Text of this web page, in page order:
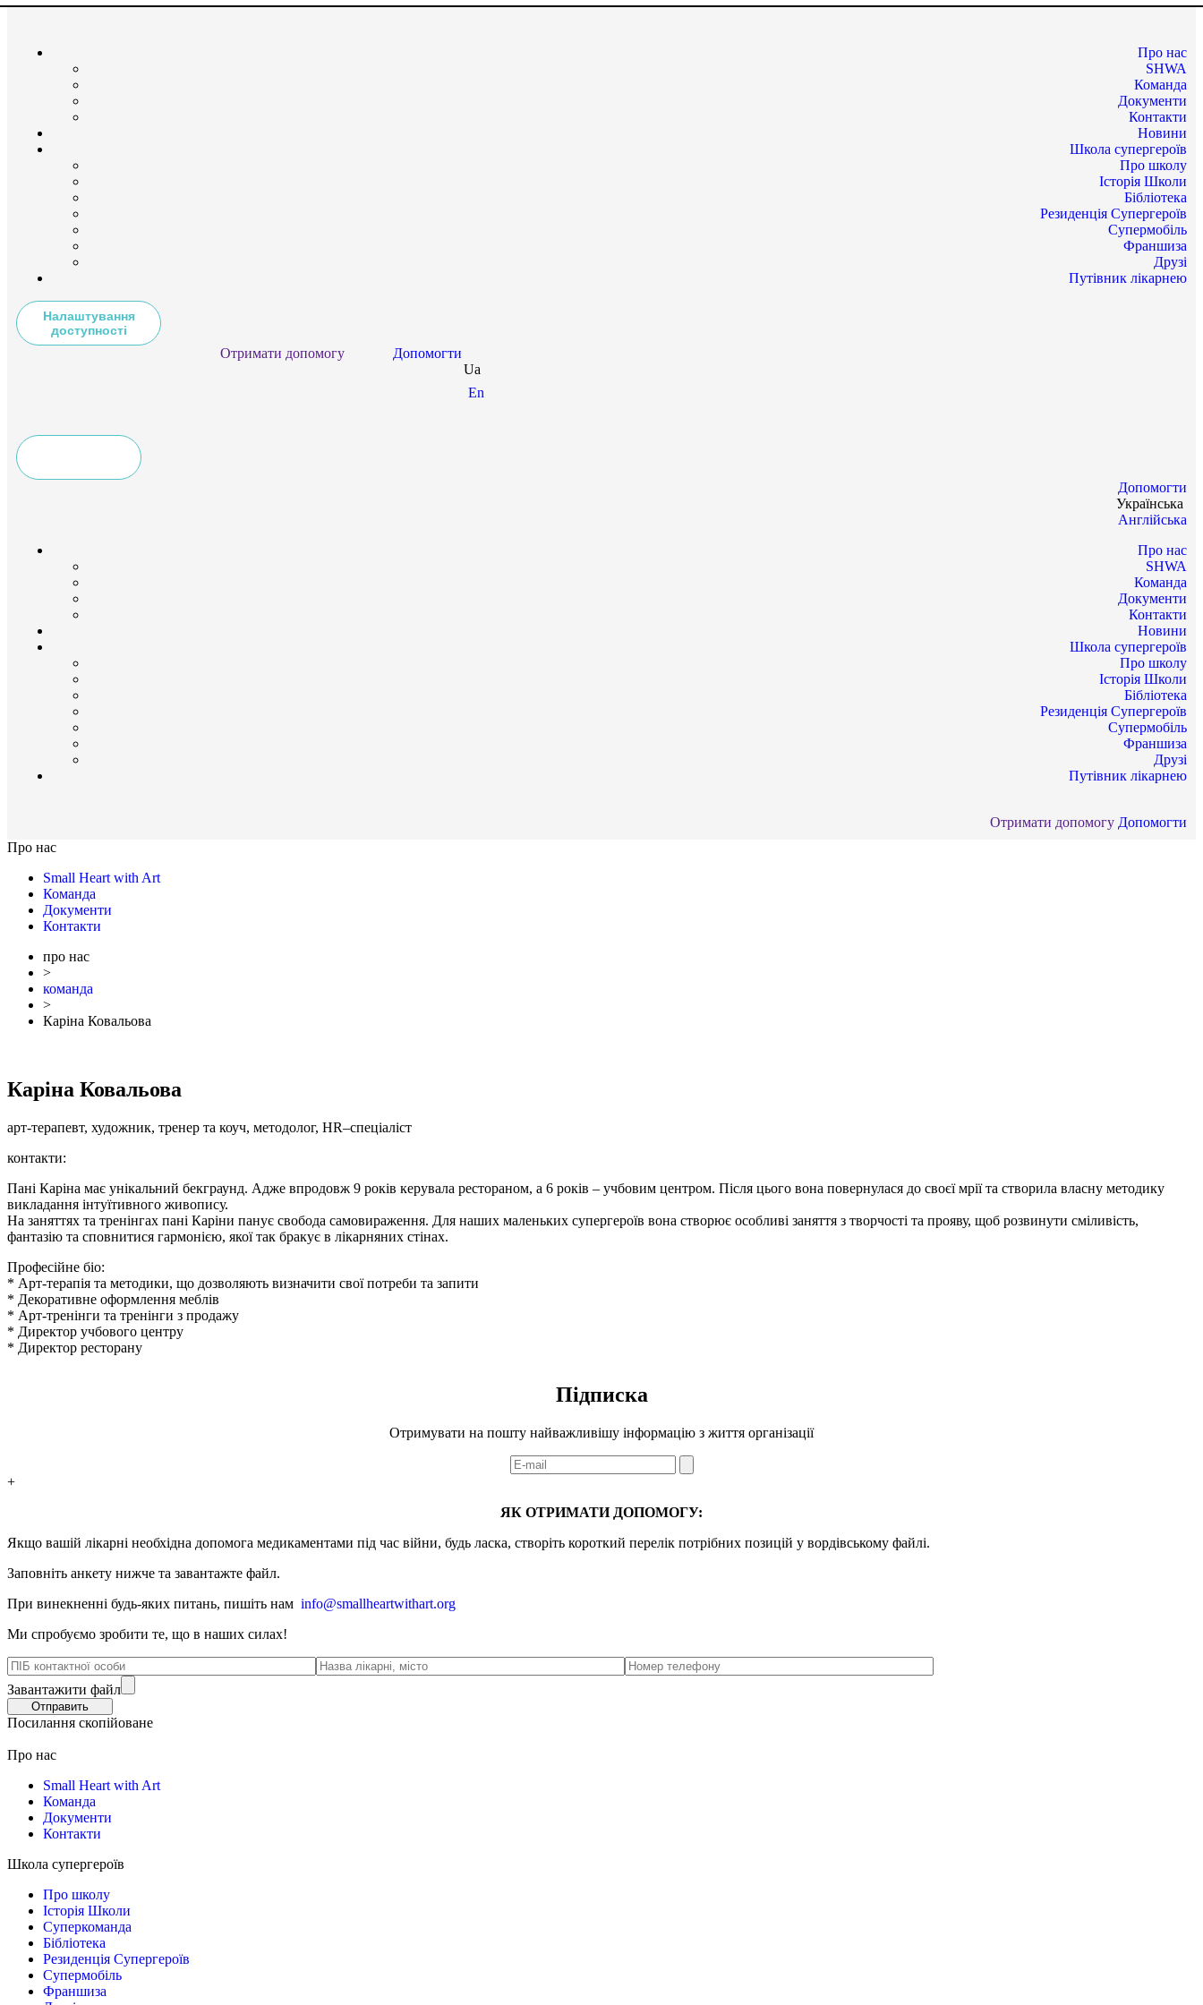
Про нас
SHWA
Команда
Документи
Контакти
Новини
Школа супергероїв
Про школу
Історія Школи
Бібліотека
Резиденція Супергероїв
Супермобіль
Франшиза
Друзі
Путівник лікарнею
Налаштування
доступності
Отримати допомогу
Допомогти
Ua
En
Допомогти
Українська
Англійська
Про нас
SHWA
Команда
Документи
Контакти
Новини
Школа супергероїв
Про школу
Історія Школи
Бібліотека
Резиденція Супергероїв
Супермобіль
Франшиза
Друзі
Путівник лікарнею
Отримати допомогу Допомогти
Про нас
Small Heart with Art
Команда
Документи
Контакти
про нас
>
команда
>
Каріна Ковальова
Каріна Ковальова
арт-терапевт, художник, тренер та коуч, методолог, HR–спеціаліст
контакти:
Пані Каріна має унікальний бекграунд. Адже впродовж 9 років керувала рестораном, а 6 років – учбовим центром. Після цього вона повернулася до своєї мрії та створила власну методику
викладання інтуїтивного живопису.
На заняттях та тренінгах пані Каріни панує свобода самовираження. Для наших маленьких супергероїв вона створює особливі заняття з творчості та прояву, щоб розвинути сміливість,
фантазію та сповнитися гармонією, якої так бракує в лікарняних стінах.
Професійне біо:
* Арт-терапія та методики, що дозволяють визначити свої потреби та запити
* Декоративне оформлення меблів
* Арт-тренінги та тренінги з продажу
* Директор учбового центру
* Директор ресторану
Підписка
Отримувати на пошту найважливішу інформацію з життя організації
+
ЯК ОТРИМАТИ ДОПОМОГУ:
Якщо вашій лікарні необхідна допомога медикаментами під час війни, будь ласка, створіть короткий перелік потрібних позицій у вордівському файлі.
Заповніть анкету нижче та завантажте файл.
При винекненні будь-яких питань, пишіть нам info@smallheartwithart.org
Ми спробуємо зробити те, що в наших силах!
Завантажити файл
Посилання скопійоване
Про нас
Small Heart with Art
Команда
Документи
Контакти
Школа супергероїв
Про школу
Історія Школи
Суперкоманда
Бібліотека
Резиденція Супергероїв
Супермобіль
Франшиза